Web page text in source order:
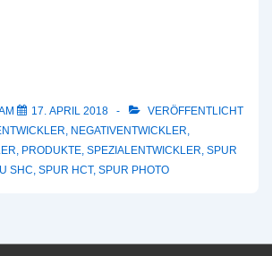
17. APRIL 2018
VERÖFFENTLICHT
, NEGATIVENTWICKLER,
, PRODUKTE, SPEZIALENTWICKLER, SPUR
SHC, SPUR HCT, SPUR PHOTO